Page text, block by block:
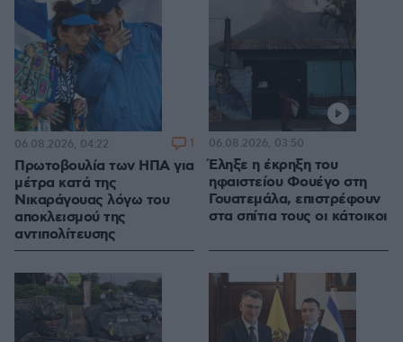
Πρωτοβουλία των ΗΠΑ για
μέτρα κατά της
Νικαράγουας λόγω του
αποκλεισμού της
αντιπολίτευσης
06.08.2026, 04:22 1
Έληξε η έκρηξη του
ηφαιστείου Φουέγο στη
Γουατεμάλα, επιστρέφουν
στα σπίτια τους οι κάτοικοι
06.08.2026, 03:50